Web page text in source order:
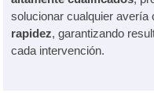
solucionar cualquier avería
rapidez, garantizando
cada intervención.